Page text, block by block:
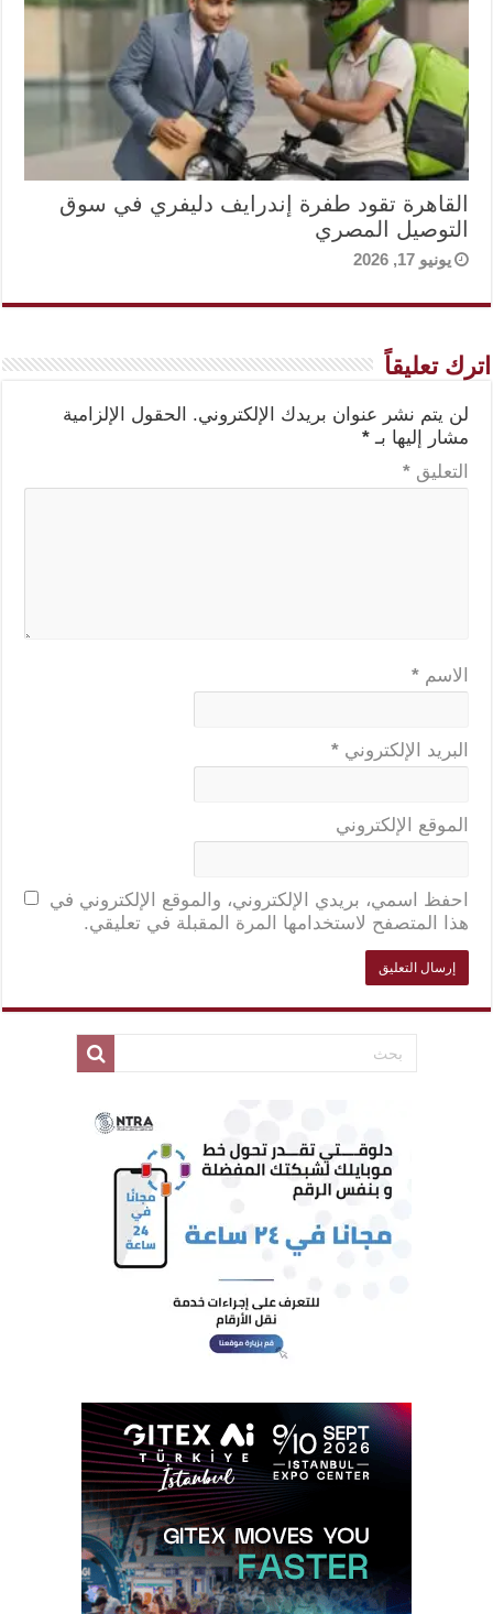
القاهرة تقود طفرة إندرايف دليفري في سوق
التوصيل المصري
يونيو 17, 2026
اترك تعليقاً
لن يتم نشر عنوان بريدك الإلكتروني.
الحقول الإلزامية
مشار إليها بـ *
التعليق *
الاسم *
البريد الإلكتروني *
الموقع الإلكتروني
احفظ اسمي، بريدي الإلكتروني، والموقع الإلكتروني في
هذا المتصفح لاستخدامها المرة المقبلة في تعليقي.